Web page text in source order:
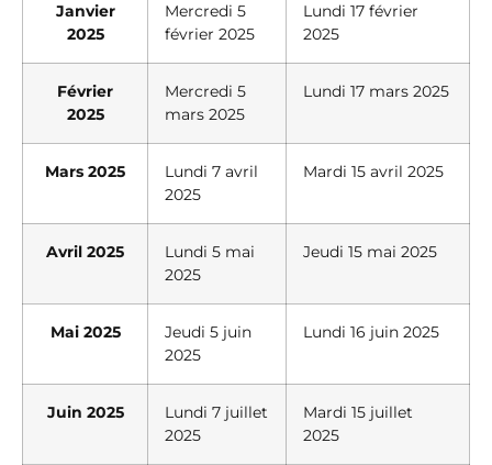
Janvier
2025
Mercredi 5
février 2025
Lundi 17 février
2025
Février
2025
Mercredi 5
mars 2025
Lundi 17 mars 2025
Mars 2025
Lundi 7 avril
2025
Mardi 15 avril 2025
Avril 2025
Lundi 5 mai
2025
Jeudi 15 mai 2025
Mai 2025
Jeudi 5 juin
2025
Lundi 16 juin 2025
Juin 2025
Lundi 7 juillet
2025
Mardi 15 juillet
2025